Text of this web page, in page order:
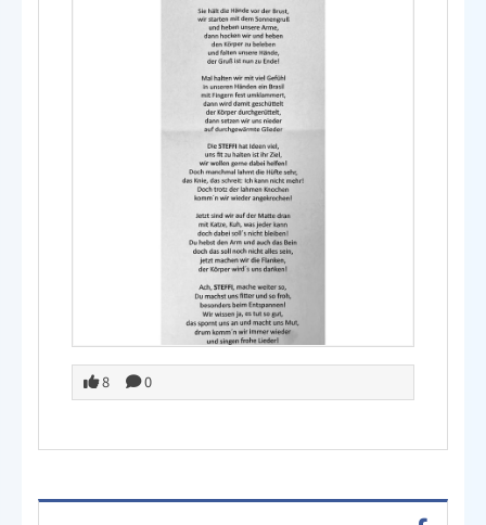
8 0